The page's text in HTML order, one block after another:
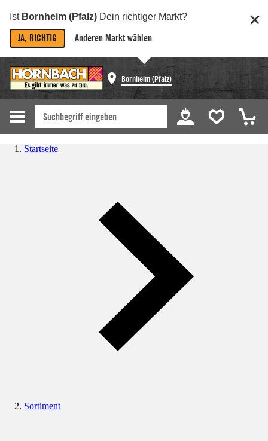
Ist Bornheim (Pfalz) Dein richtiger Markt?
JA, RICHTIG Anderen Markt wählen
Bornheim (Pfalz)
Startseite
Sortiment